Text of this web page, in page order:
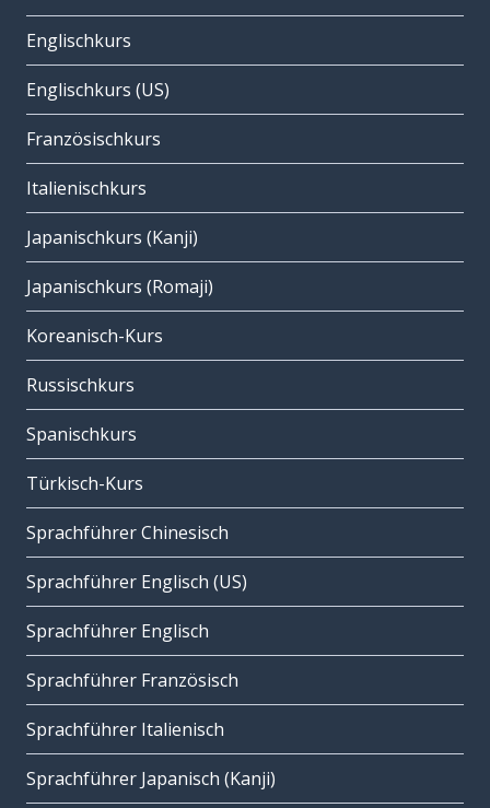
Englischkurs
Englischkurs (US)
Französischkurs
Italienischkurs
Japanischkurs (Kanji)
Japanischkurs (Romaji)
Koreanisch-Kurs
Russischkurs
Spanischkurs
Türkisch-Kurs
Sprachführer Chinesisch
Sprachführer Englisch (US)
Sprachführer Englisch
Sprachführer Französisch
Sprachführer Italienisch
Sprachführer Japanisch (Kanji)